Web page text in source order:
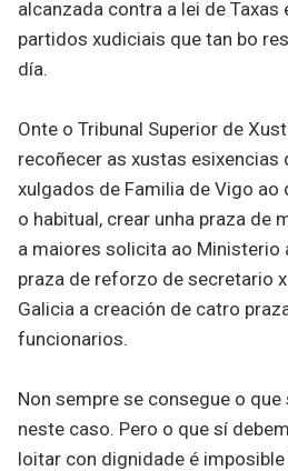
alcanzada contra a lei de Taxas
partidos xudiciais que tan bo
día.
Onte o Tribunal Superior de
recoñecer as xustas esixencias
xulgados de Familia de Vigo ao
o habitual, crear unha praza de
a maiores solicita ao Ministerio
praza de reforzo de secretario
Galicia a creación de catro
funcionarios.
Non sempre se consegue o
neste caso. Pero o que sí
loitar con dignidade é